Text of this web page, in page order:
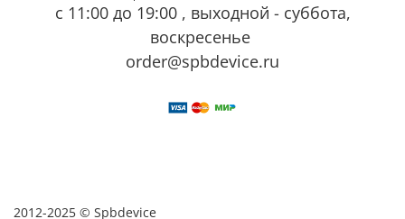
с 11:00 до 19:00 , выходной - суббота,
воскресенье
order@spbdevice.ru
2012-2025 © Spbdevice